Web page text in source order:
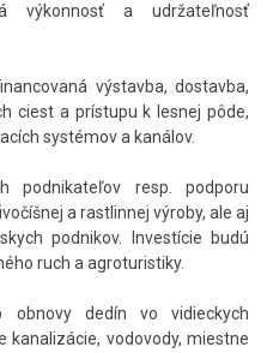
výkonnosť a udržateľnosť
výstavba, dostavba,
ciest a prístupu k lesnej pôde,
systémov a kanálov.
podnikateľov resp. podporu
a rastlinnej výroby, ale aj
podnikov. Investície budú
ruch a agroturistiky.
obnovy dedín vo vidieckych
vodovody, miestne